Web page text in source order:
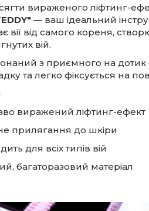
вираженого ліфтинг-
— ваш ідеальний
вії від самого кореня,
вій.
з приємного на дотик
та легко фіксується на
виражений ліфтинг-ефект
прилягання до шкіри
для всіх типів вій
багаторазовий матеріал